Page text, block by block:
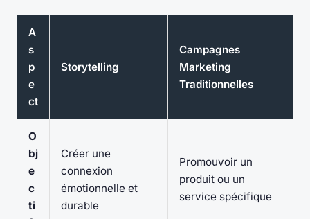
A
s
p
e
ct
Storytelling
Campagnes
Marketing
Traditionnelles
O
bj
e
c
ti
Créer une
connexion
émotionnelle et
durable
Promouvoir un
produit ou un
service spécifique